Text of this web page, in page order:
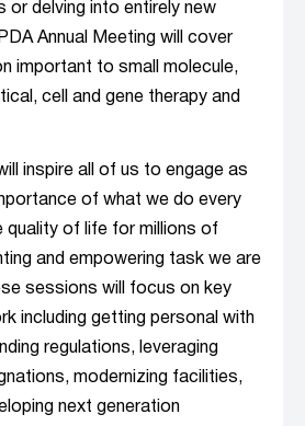
or delving into entirely new
Annual Meeting will cover
important to small molecule,
cell and gene therapy and
inspire all of us to engage as
of what we do every
quality of life for millions of
and empowering task we are
sessions will focus on key
including getting personal with
regulations, leveraging
modernizing facilities,
next generation